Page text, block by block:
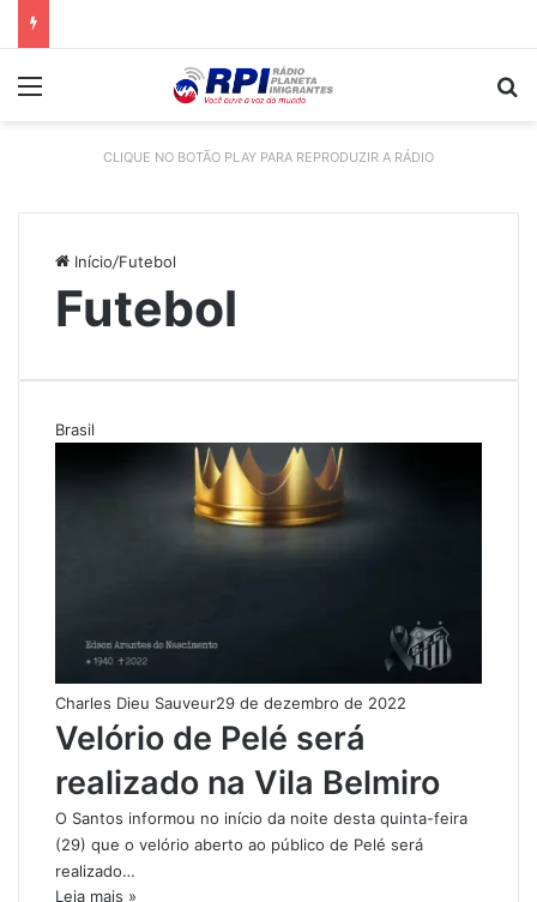
CLIQUE NO BOTÃO PLAY PARA REPRODUZIR A RÁDIO
Início/Futebol
Futebol
Brasil
Charles Dieu Sauveur29 de dezembro de 2022
Velório de Pelé será
realizado na Vila Belmiro
O Santos informou no início da noite desta quinta-feira
(29) que o velório aberto ao público de Pelé será
realizado…
Leia mais »